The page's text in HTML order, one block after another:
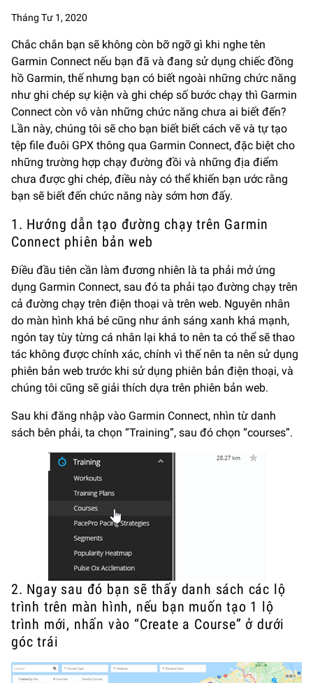
Tháng Tư 1, 2020
Chắc chắn bạn sẽ không còn bỡ ngỡ gì khi nghe tên
Garmin Connect nếu bạn đã và đang sử dụng chiếc đồng
hồ Garmin, thế nhưng bạn có biết ngoài những chức năng
như ghi chép sự kiện và ghi chép số bước chạy thì Garmin
Connect còn vô vàn những chức năng chưa ai biết đến?
Lần này, chúng tôi sẽ cho bạn biết biết cách vẽ và tự tạo
tệp file đuôi GPX thông qua Garmin Connect, đặc biệt cho
những trường hợp chạy đường đồi và những địa điểm
chưa được ghi chép, điều này có thể khiến bạn ước rằng
bạn sẽ biết đến chức năng này sớm hơn đấy.
1. Hướng dẫn tạo đường chạy trên Garmin
Connect phiên bản web
Điều đầu tiên cần làm đương nhiên là ta phải mở ứng
dụng Garmin Connect, sau đó ta phải tạo đường chạy trên
cả đường chạy trên điện thoại và trên web. Nguyên nhân
do màn hình khá bé cũng như ánh sáng xanh khá mạnh,
ngón tay tùy từng cá nhân lại khá to nên ta có thể sẽ thao
tác không được chính xác, chính vì thế nên ta nên sử dụng
phiên bản web trước khi sử dụng phiên bản điện thoại, và
chúng tôi cũng sẽ giải thích dựa trên phiên bản web.
Sau khi đăng nhập vào Garmin Connect, nhìn từ danh
sách bên phải, ta chọn “Training”, sau đó chọn “courses”.
2. Ngay sau đó bạn sẽ thấy danh sách các lộ
trình trên màn hình, nếu bạn muốn tạo 1 lộ
trình mới, nhấn vào “Create a Course” ở dưới
góc trái